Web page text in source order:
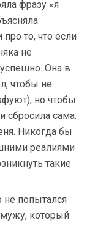
фразу «я
то, что если
не
Она в
чтобы не
но чтобы
сбросила сама.
Никогда бы
реалиями
такие
не попытался
мужу, который